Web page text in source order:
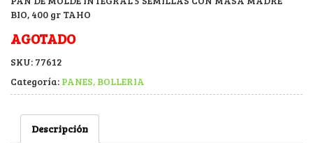
BIO, 400 gr TAHO
AGOTADO
SKU: 77612
Categoría: PANES, BOLLERIA
Descripción